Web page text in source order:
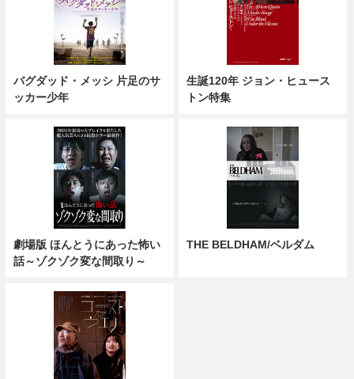
バグダッド・メッシ 片足のサ
ッカー少年
生誕120年 ジョン・ヒュース
トン特集
劇場版 ほんとうにあった怖い
話～ゾクゾク変な間取り～
THE BELDHAM/ベルダム